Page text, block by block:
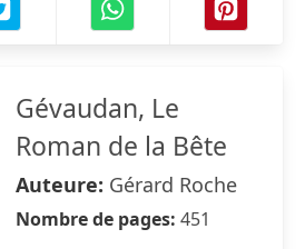
Gévaudan, Le
Roman de la Bête
Auteure: Gérard Roche
Nombre de pages: 451